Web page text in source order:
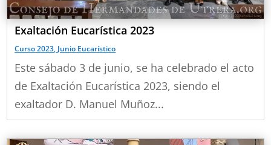
Exaltación Eucarística 2023
Curso 2023, Junio Eucarístico
Este sábado 3 de junio, se ha celebrado el acto
de Exaltación Eucarística 2023, siendo el
exaltador D. Manuel Muñoz...